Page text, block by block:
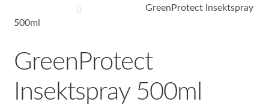
GreenProtect Insektspray
500ml
GreenProtect
Insektspray 500ml